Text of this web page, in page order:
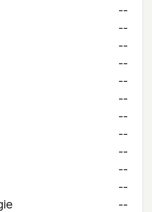
--
--
--
--
--
--
--
--
--
--
--
--